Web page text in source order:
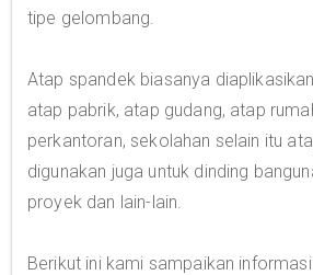
tipe gelombang.
Atap spandek biasanya
atap pabrik, atap gudang, atap
perkantoran, sekolahan selain itu
digunakan juga untuk dinding
proyek dan lain-lain.
Berikut ini kami sampaikan informasi